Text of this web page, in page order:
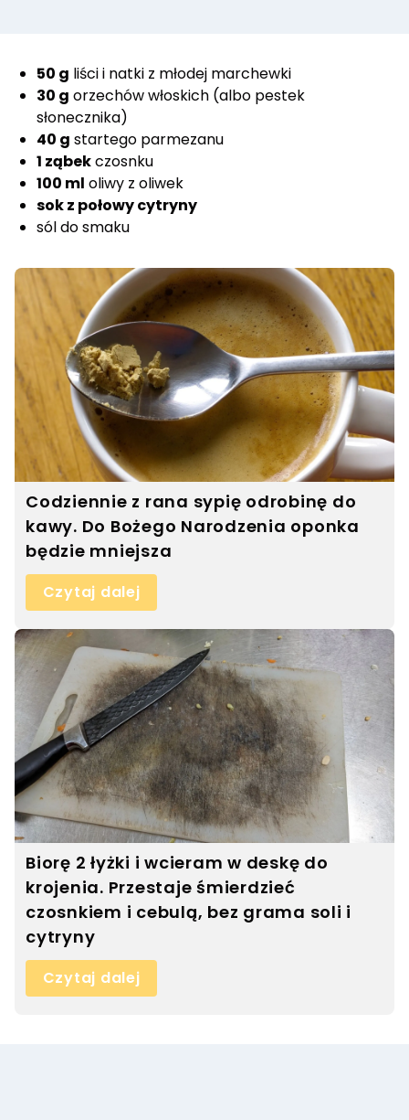
50 g liści i natki z młodej marchewki
30 g orzechów włoskich (albo pestek
słonecznika)
40 g startego parmezanu
1 ząbekczosnku
100 ml oliwy z oliwek
sok z połowy cytryny
sól do smaku
Codziennie z rana sypię odrobinę do
kawy. Do Bożego Narodzenia oponka
będzie mniejsza
Czytaj dalej
Biorę 2 łyżki i wcieram w deskę do
krojenia. Przestaje śmierdzieć
czosnkiem i cebulą, bez grama soli i
cytryny
Czytaj dalej